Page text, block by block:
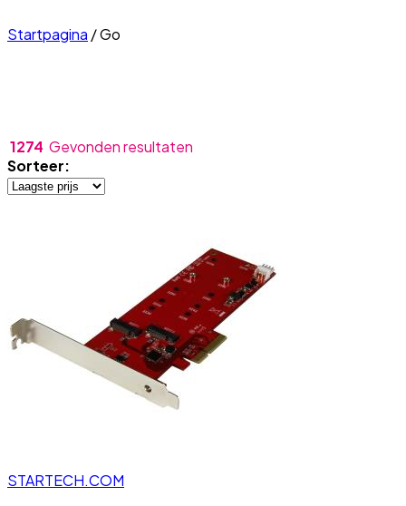
Startpagina /Go
1274 Gevonden resultaten
Sorteer:
STARTECH.COM